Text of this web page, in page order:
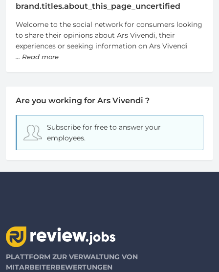
brand.titles.about_this_page_uncertified
Welcome to the social network for consumers looking
to share their opinions about Ars Vivendi, their
experiences or seeking information on Ars Vivendi
... Read more
Are you working for Ars Vivendi ?
Subscribe for freeto answer your
employees.
PLATTFORM ZUR VERWALTUNG VON
MITARBEITERBEWERTUNGEN